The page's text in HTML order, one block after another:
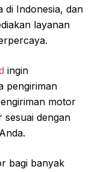
di Indonesia, dan
layanan
ingin
pengiriman
motor
sesuai dengan
bagi banyak